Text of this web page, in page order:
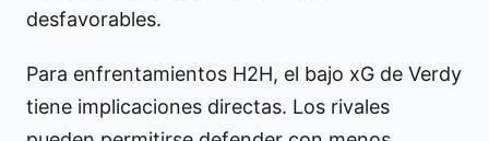
desfavorables.
Para enfrentamientos H2H, el bajo xG de Verdy
tiene implicaciones directas. Los rivales